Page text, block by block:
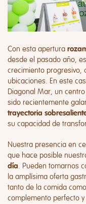
Con esta apertura
desde el pasado año,
crecimiento progresivo,
ubicaciones. En este
Diagonal Mar, un
sido recientemente
trayectoria
su capacidad de
Nuestra presencia en
que hace posible
día. Pueden tomarnos
la amplísima oferta
tanto de la comida
complemento perfecto